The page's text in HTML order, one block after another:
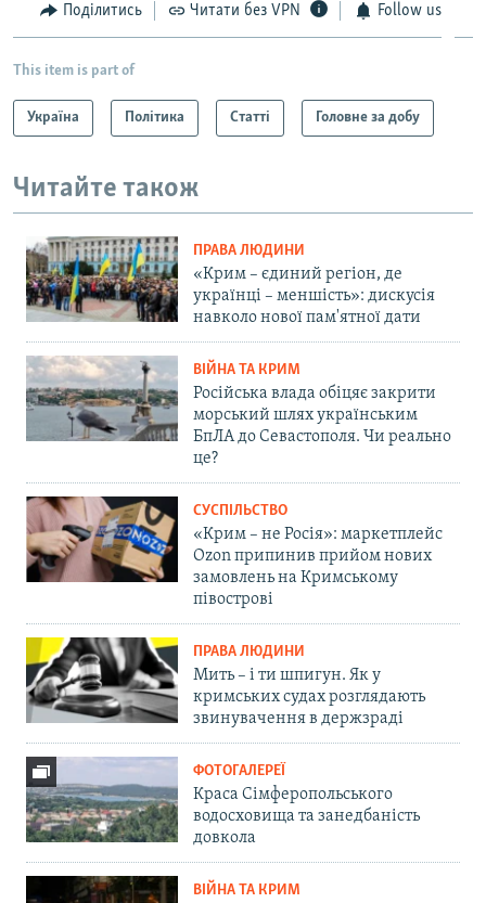
Поділитись Читати без VPN Follow us
This item is part of
Україна Політика Статті Головне за добу
Читайте також
ПРАВА ЛЮДИНИ
«Крим – єдиний регіон, де
українці – меншість»: дискусія
навколо нової пам'ятної дати
ВІЙНА ТА КРИМ
Російська влада обіцяє закрити
морський шлях українським
БпЛА до Севастополя. Чи реально
це?
СУСПІЛЬСТВО
«Крим – не Росія»: маркетплейс
Ozon припинив прийом нових
замовлень на Кримському
півострові
ПРАВА ЛЮДИНИ
Мить – і ти шпигун. Як у
кримських судах розглядають
звинувачення в держзраді
ФОТОГАЛЕРЕЇ
Краса Сімферопольського
водосховища та занедбаність
довкола
ВІЙНА ТА КРИМ